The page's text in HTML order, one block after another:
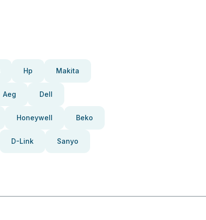
Hp Makita
Aeg Dell
Honeywell Beko
D-Link Sanyo